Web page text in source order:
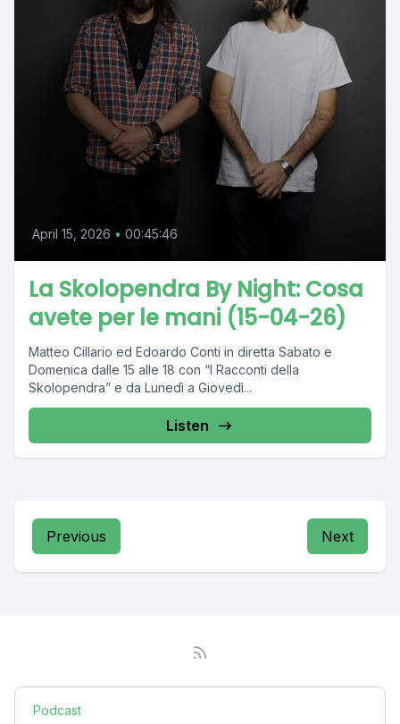
April 15, 2026 • 00:45:46
La Skolopendra By Night: Cosa
avete per le mani (15-04-26)
Matteo Cillario ed Edoardo Conti in diretta Sabato e
Domenica dalle 15 alle 18 con “I Racconti della
Skolopendra” e da Lunedì a Giovedì...
Listen
Previous Next
Podcast